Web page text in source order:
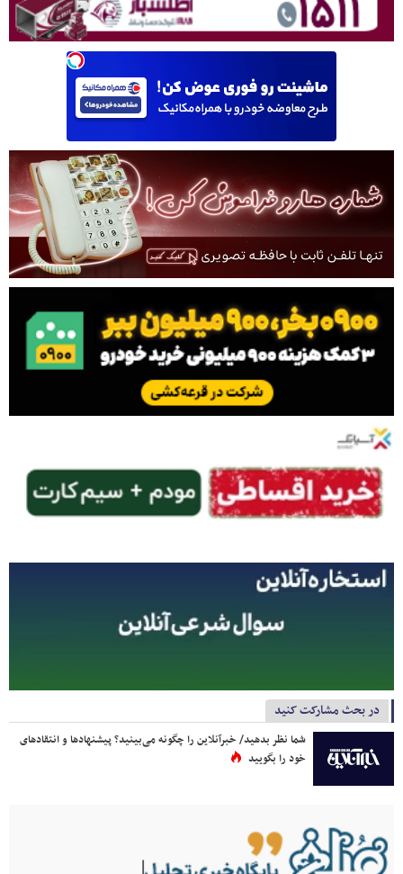
در بحث مشارکت کنید
شما نظر بدهید/ خبرآنلاین را چگونه می‌بینید؟ پیشنهادها و انتقادهای
خود را بگویید